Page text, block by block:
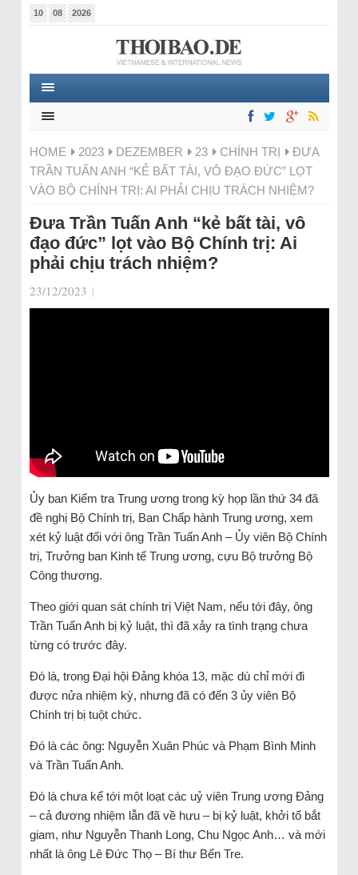
10 08 2026
HOME 2023 DEZEMBER 23 CHÍNH TRỊ
ĐƯA
TRẦN TUẤN ANH “KẺ BẤT TÀI, VÔ ĐẠO ĐỨC” LỌT
VÀO BỘ CHÍNH TRỊ: AI PHẢI CHỊU TRÁCH NHIỆM?
Đưa Trần Tuấn Anh “kẻ bất tài, vô
đạo đức” lọt vào Bộ Chính trị: Ai
phải chịu trách nhiệm?
23/12/2023 |
Ủy ban Kiểm tra Trung ương trong kỳ họp lần thứ 34 đã
đề nghị Bộ Chính trị, Ban Chấp hành Trung ương, xem
xét kỷ luật đối với ông Trần Tuấn Anh – Ủy viên Bộ Chính
trị, Trưởng ban Kinh tế Trung ương, cựu Bộ trưởng Bộ
Công thương.
Theo giới quan sát chính trị Việt Nam, nếu tới đây, ông
Trần Tuấn Anh bị kỷ luật, thì đã xảy ra tình trạng chưa
từng có trước đây.
Đó là, trong Đại hội Đảng khóa 13, mặc dù chỉ mới đi
được nửa nhiệm kỳ, nhưng đã có đến 3 ủy viên Bộ
Chính trị bị tuột chức.
Đó là các ông: Nguyễn Xuân Phúc và Phạm Bình Minh
và Trần Tuấn Anh.
Đó là chưa kể tới một loạt các uỷ viên Trung ương Đảng
– cả đương nhiệm lẫn đã về hưu – bị kỷ luật, khởi tố bắt
giam, như Nguyễn Thanh Long, Chu Ngọc Anh… và mới
nhất là ông Lê Đức Thọ – Bí thư Bến Tre.